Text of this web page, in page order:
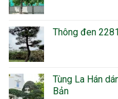
Thông đen
Tùng La Hán
Bản